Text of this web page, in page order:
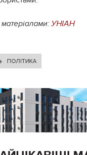
УНІАН
ПОЛІТИКА